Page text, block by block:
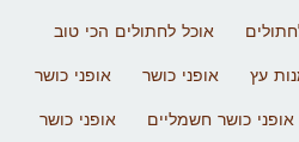
אוכל לחתולים הכי טוב
עץ אופני כושר
אופני כושר
אופני כושר חשמליים
אופני כושר